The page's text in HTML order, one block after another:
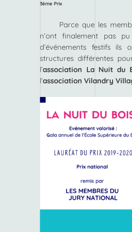
3ème Prix
Parce que les
n’ont finalement pas
d’événements festifs
structures différentes
l’association La Nuit du
l’association Vilandry